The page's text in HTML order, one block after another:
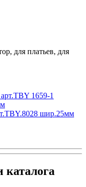
для платьев, для
1659-1
шир.25мм
каталога